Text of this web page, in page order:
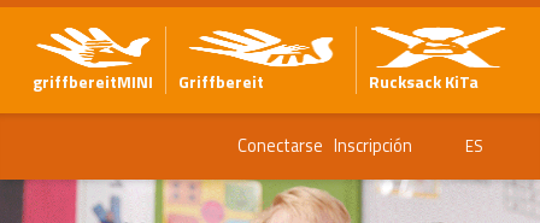
griffbereitMINI Griffbereit Rucksack KiTa
Conectarse Inscripción ES